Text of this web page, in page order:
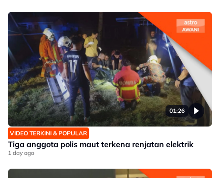
01:26
VIDEO TERKINI & POPULAR
Tiga anggota polis maut terkena renjatan elektrik
1 day ago